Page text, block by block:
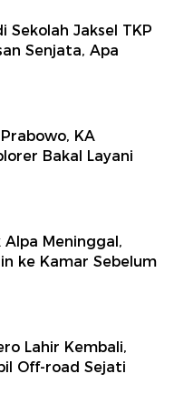
Sekolah Jaksel TKP
Senjata, Apa
KA
Bakal Layani
Meninggal,
ke Kamar Sebelum
Lahir Kembali,
Off-road Sejati